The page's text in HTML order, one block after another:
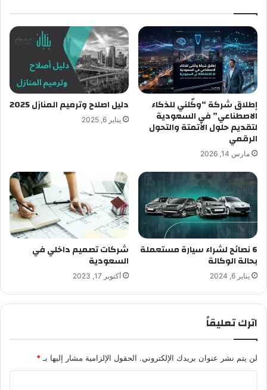
إطلاق شركة “وكّلني للذكاء
الاصطناعي” في السعودية
لتقديم حلول الأتمتة والتحول
الرقمي
مارس 14, 2026
دليل اصلاح وترميم المنازل 2025
يناير 6, 2025
6 نصائح لشراء سيارة مستعملة
بحالة الوكالة
يناير 6, 2024
شركات تصميم داخلي في
السعودية
أكتوبر 17, 2023
اترك تعليقاً
لن يتم نشر عنوان بريدك الإلكتروني. الحقول الإلزامية مشار إليها بـ*